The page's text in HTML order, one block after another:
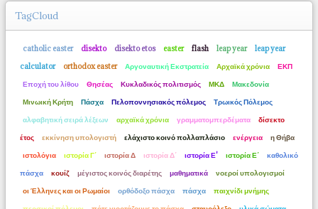
TagCloud
catholic easter disekto disekto etos easter flash leap year
leap year
calculator
orthodox easter Αργοναυτική Εκστρατεία Αρχαϊκά χρόνια
ΕΚΠ
Εποχή του λίθου
Θησέας Κυκλαδικός πολιτισμός ΜΚΔ
Μακεδονία
Μινωική Κρήτη
Πάσχα Πελοποννησιακός πόλεμος
Τρωικός Πόλεμος
αλφαβητική σειρά λέξεων
αρχαϊκά χρόνια γραμματομπερδέματα
δίσεκτο
έτος
εκκίνηση υπολογιστή ελάχιστο κοινό πολλαπλάσιο ενέργεια
η Θήβα
ιστολόγια
ιστορία Γ΄ ιστορία Δ ιστορία Δ΄ ιστορία Ε' ιστορία Ε΄
καθολικό
πάσχα
κουίζ μέγιστος κοινός διαρέτης μαθηματικά
νοεροί υπολογισμοί
οι Έλληνες και οι Ρωμαίοι
ορθόδοξο πάσχα πάσχα
παιχνίδι μνήμης